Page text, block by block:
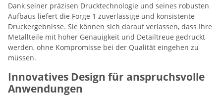
Dank seiner präzisen Drucktechnologie und seines robusten
Aufbaus liefert die Forge 1 zuverlässige und konsistente
Druckergebnisse. Sie können sich darauf verlassen, dass Ihre
Metallteile mit hoher Genauigkeit und Detailtreue gedruckt
werden, ohne Kompromisse bei der Qualität eingehen zu
müssen.
Innovatives Design für anspruchsvolle
Anwendungen